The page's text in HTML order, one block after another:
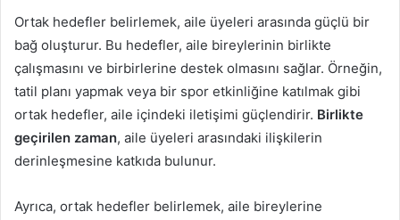
Ortak hedefler belirlemek, aile üyeleri arasında güçlü bir
bağ oluşturur. Bu hedefler, aile bireylerinin birlikte
çalışmasını ve birbirlerine destek olmasını sağlar. Örneğin,
tatil planı yapmak veya bir spor etkinliğine katılmak gibi
ortak hedefler, aile içindeki iletişimi güçlendirir. Birlikte
geçirilen zaman, aile üyeleri arasındaki ilişkilerin
derinleşmesine katkıda bulunur.
Ayrıca, ortak hedefler belirlemek, aile bireylerine